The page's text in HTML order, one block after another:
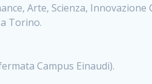
Arte, Scienza,
Torino.
Campus Einaudi).